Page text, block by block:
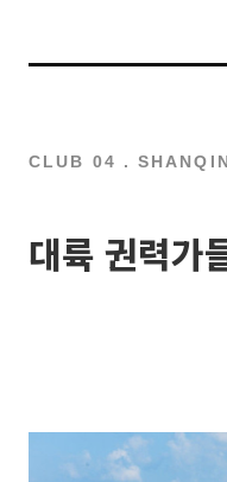
CLUB 04 .
대륙 권력가